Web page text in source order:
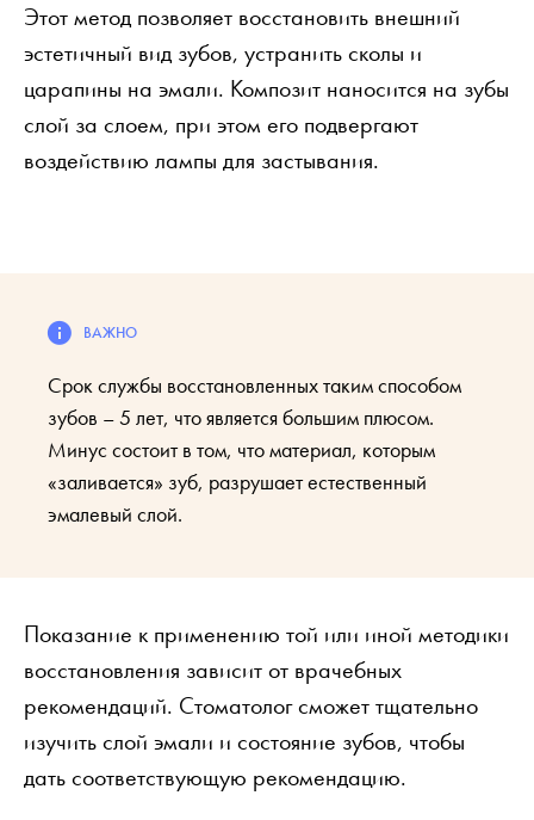
Этот метод позволяет восстановить внешний
эстетичный вид зубов, устранить сколы и
царапины на эмали. Композит наносится на зубы
слой за слоем, при этом его подвергают
воздействию лампы для застывания.
Срок службы восстановленных таким способом
зубов – 5 лет, что является большим плюсом.
Минус состоит в том, что материал, которым
«заливается» зуб, разрушает естественный
эмалевый слой.
Показание к применению той или иной методики
восстановления зависит от врачебных
рекомендаций. Стоматолог сможет тщательно
изучить слой эмали и состояние зубов, чтобы
дать соответствующую рекомендацию.